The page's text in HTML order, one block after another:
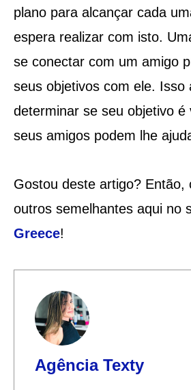
plano para alcançar cada
espera realizar com isto.
se conectar com um amigo
seus objetivos com ele. Isso
determinar se seu objetivo é
seus amigos podem lhe
Gostou deste artigo? Então,
outros semelhantes aqui no
Greece!
Agência Texty